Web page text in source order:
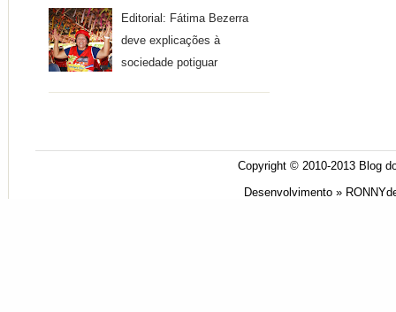
Editorial: Fátima Bezerra
deve explicações à
sociedade potiguar
Copyright © 2010-2013 Blog
Desenvolvimento »